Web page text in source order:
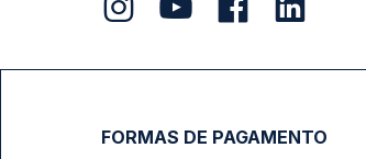
FORMAS DE PAGAMENTO